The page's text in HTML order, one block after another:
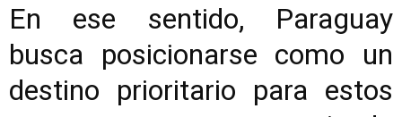
En ese sentido, Paraguay
busca posicionarse como un
destino prioritario para estos